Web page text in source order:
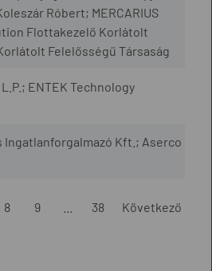
Róbert; MERCARIUS
Flottakezelő Korlátolt
Felelősségű Társaság
ENTEK Technology
Ingatlanforgalmazó Kft.; Aserco
8 9 38 Következő